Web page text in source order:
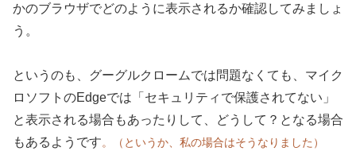
かのブラウザでどのように表示されるか確認してみましょ
う。
というのも、グーグルクロームでは問題なくても、マイク
ロソフトのEdgeでは「セキュリティで保護されてない」
と表示される場合もあったりして、どうして？となる場合
もあるようです。（というか、私の場合はそうなりました）